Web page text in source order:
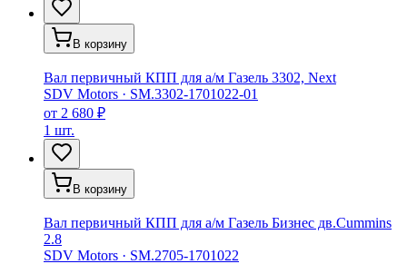
В корзину
Вал первичный КПП для а/м Газель 3302, Next
SDV Motors · SM.3302-1701022-01
от 2 680 ₽
1 шт.
В корзину
Вал первичный КПП для а/м Газель Бизнес дв.Cummins
2.8
SDV Motors · SM.2705-1701022